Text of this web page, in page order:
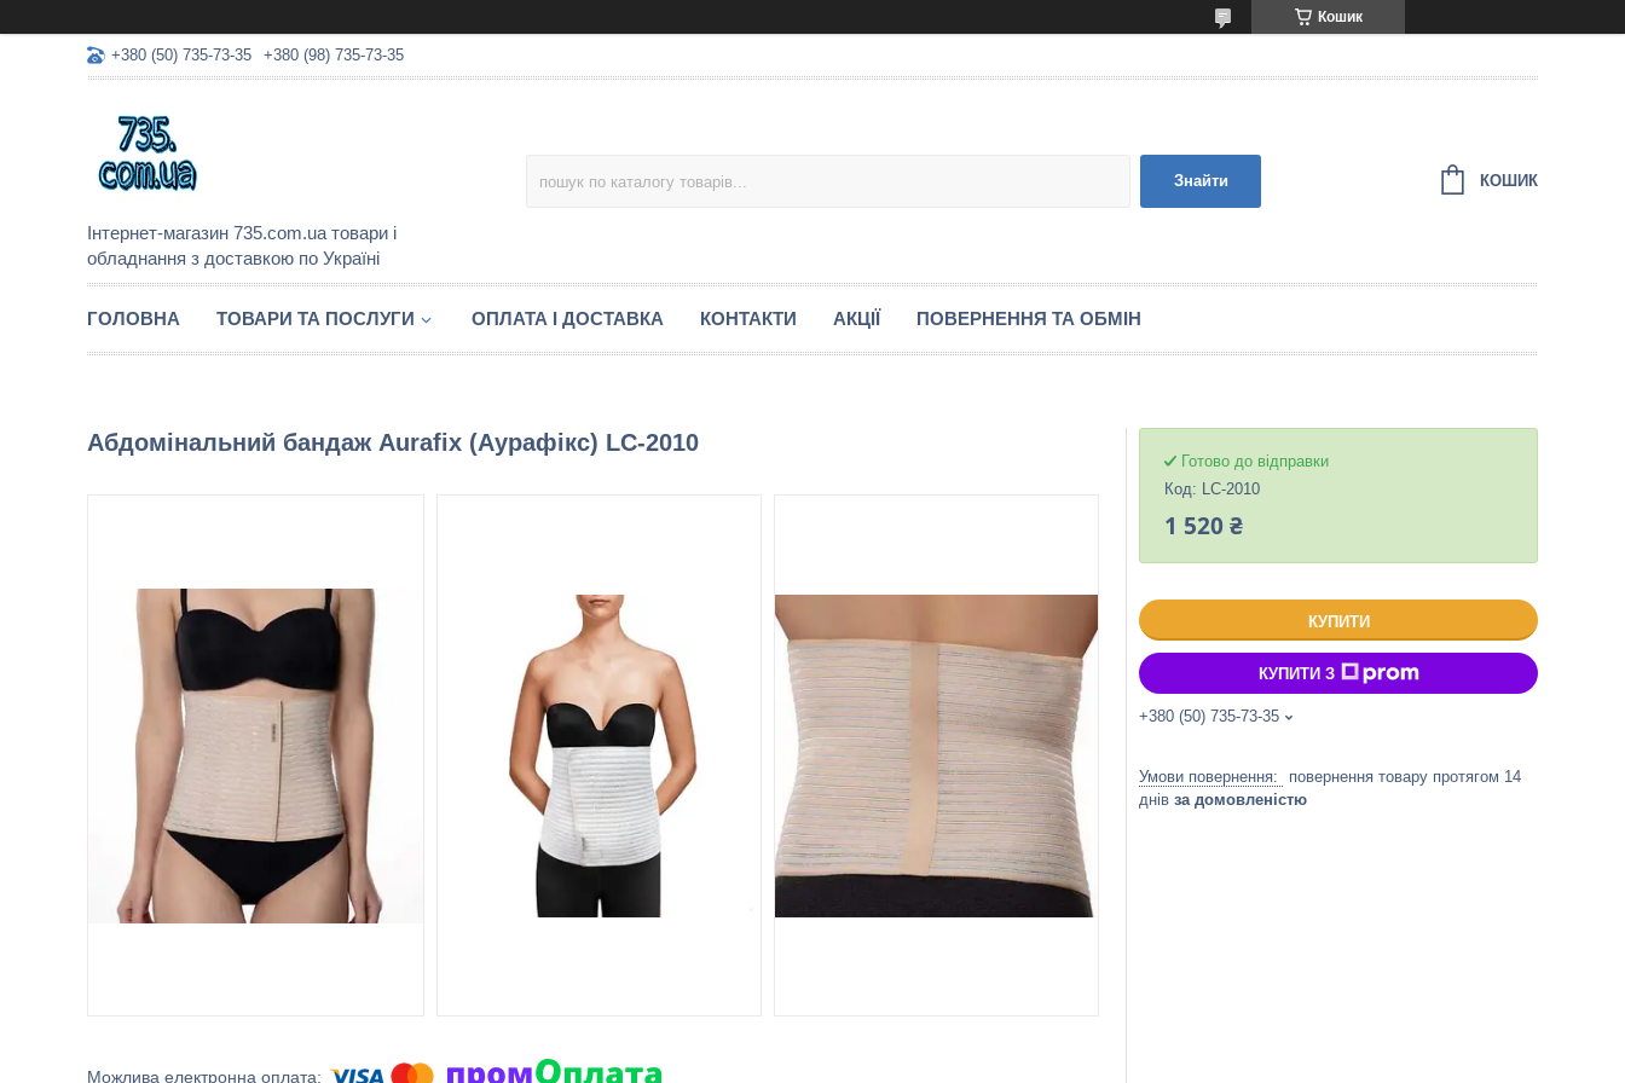
Кошик
+380 (50) 735-73-35 +380 (98) 735-73-35
Інтернет-магазин 735.com.ua товари і
обладнання з доставкою по Україні
Знайти КОШИК
ГОЛОВНА ТОВАРИ ТА ПОСЛУГИ ОПЛАТА І ДОСТАВКА КОНТАКТИ АКЦІЇ ПОВЕРНЕННЯ ТА ОБМІН
Абдомінальний бандаж Aurafix (Аурафікс) LC-2010
Готово до відправки
Код: LC-2010
1 520 ₴
КУПИТИ
КУПИТИ З
+380 (50) 735-73-35
повернення товару протягом 14
днів за домовленістю